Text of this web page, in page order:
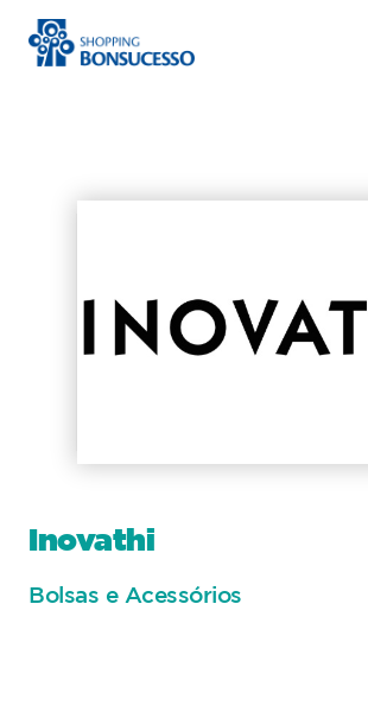
Inovathi
Bolsas e Acessórios